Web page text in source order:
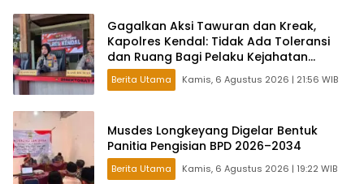
Gagalkan Aksi Tawuran dan Kreak,
Kapolres Kendal: Tidak Ada Toleransi
dan Ruang Bagi Pelaku Kejahatan
Jalanan
Berita Utama Kamis, 6 Agustus 2026 | 21:56 WIB
Musdes Longkeyang Digelar Bentuk
Panitia Pengisian BPD 2026–2034
Berita Utama Kamis, 6 Agustus 2026 | 19:22 WIB